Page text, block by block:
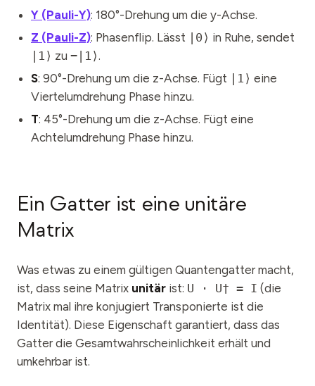
Y (Pauli-Y): 180°-Drehung um die y-Achse.
Z (Pauli-Z): Phasenflip. Lässt |0⟩ in Ruhe, sendet
|1⟩ zu −|1⟩.
S: 90°-Drehung um die z-Achse. Fügt |1⟩ eine
Viertelumdrehung Phase hinzu.
T: 45°-Drehung um die z-Achse. Fügt eine
Achtelumdrehung Phase hinzu.
Ein Gatter ist eine unitäre
Matrix
Was etwas zu einem gültigen Quantengatter macht,
ist, dass seine Matrix unitär ist: U · U† = I (die
Matrix mal ihre konjugiert Transponierte ist die
Identität). Diese Eigenschaft garantiert, dass das
Gatter die Gesamtwahrscheinlichkeit erhält und
umkehrbar ist.